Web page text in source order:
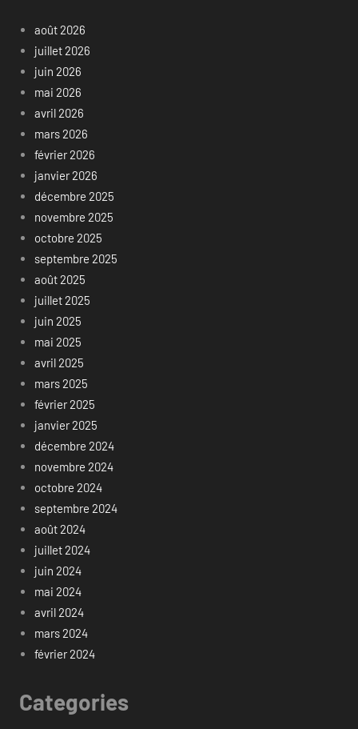
août 2026
juillet 2026
juin 2026
mai 2026
avril 2026
mars 2026
février 2026
janvier 2026
décembre 2025
novembre 2025
octobre 2025
septembre 2025
août 2025
juillet 2025
juin 2025
mai 2025
avril 2025
mars 2025
février 2025
janvier 2025
décembre 2024
novembre 2024
octobre 2024
septembre 2024
août 2024
juillet 2024
juin 2024
mai 2024
avril 2024
mars 2024
février 2024
Categories